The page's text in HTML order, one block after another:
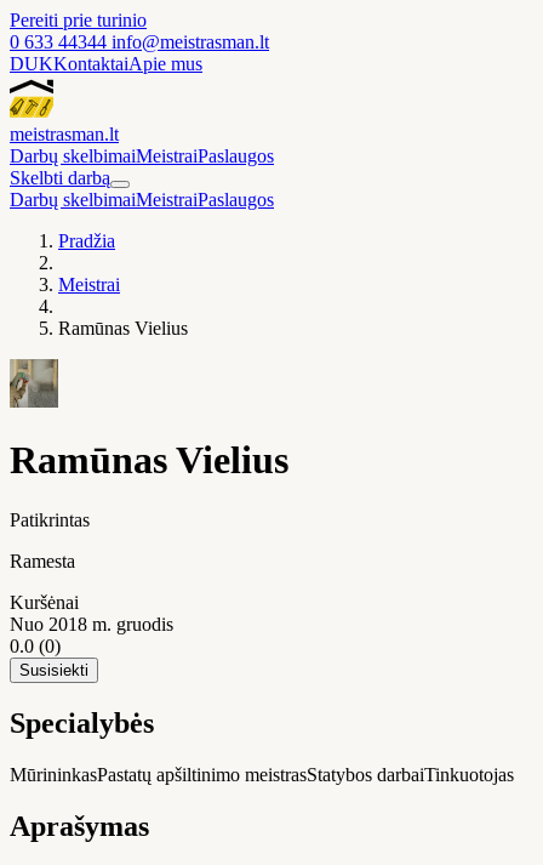
Pereiti prie turinio
0 633 44344 info@meistrasman.lt
DUKKontaktaiApie mus
meistrasman.lt
Darbų skelbimaiMeistraiPaslaugos
Skelbti darbą
Darbų skelbimaiMeistraiPaslaugos
Pradžia
Meistrai
Ramūnas Vielius
Ramūnas Vielius
Patikrintas
Ramesta
Kuršėnai
Nuo 2018 m. gruodis
0.0 (0)
Susisiekti
Specialybės
MūrininkasPastatų apšiltinimo meistrasStatybos darbaiTinkuotojas
Aprašymas